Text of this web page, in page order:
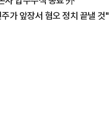
가 앞장서 혐오 정치 끝낼 것"